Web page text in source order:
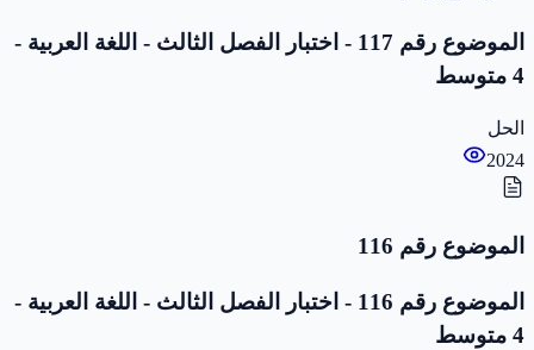
الموضوع رقم 117 - اختبار الفصل الثالث - اللغة العربية -
4 متوسط
الحل
2024
الموضوع رقم 116
الموضوع رقم 116 - اختبار الفصل الثالث - اللغة العربية -
4 متوسط